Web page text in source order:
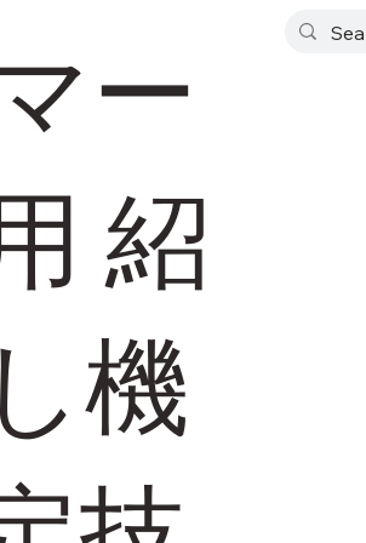
ー
紹
機